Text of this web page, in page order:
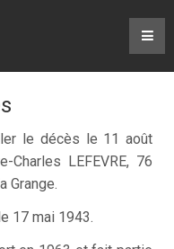
le décès le 11 août
Charles LEFEVRE, 76
Grange.
17 mai 1943.